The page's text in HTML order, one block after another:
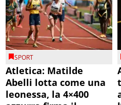
SPORT
Atletica: Matilde
Abelli lotta come una
leonessa, la 4×400